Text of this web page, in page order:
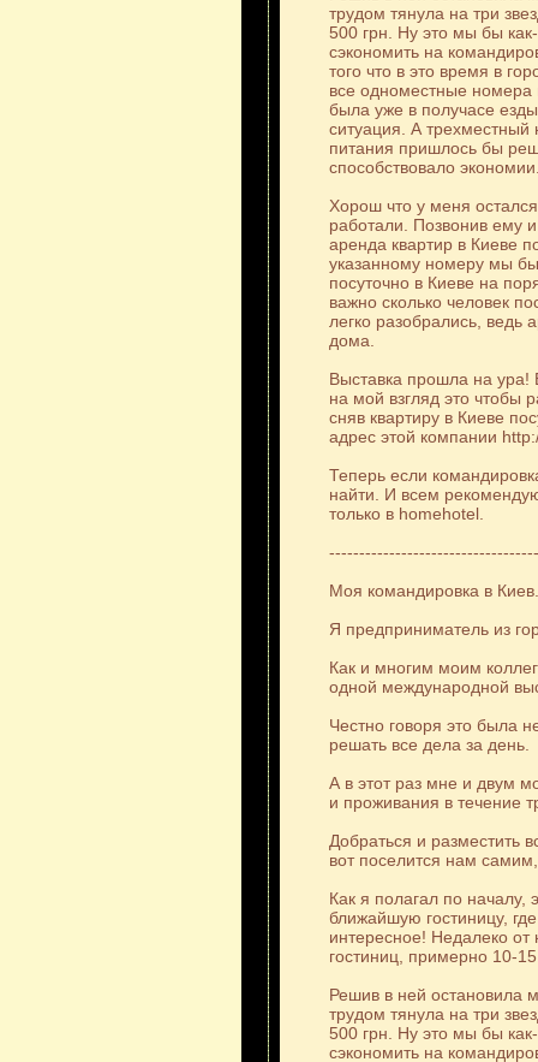
трудом тянула на три
500 грн. Ну это мы бы
сэкономить на
того что в это время в
все одноместные
была уже в получасе
ситуация. А
питания пришлось бы
способствовало
Хорош что у меня
работали. Позвонив ему
аренда квартир в Киеве
указанному номеру мы
посуточно в Киеве на
важно сколько человек
легко разобрались, ведь
дома.
Выставка прошла на
на мой взгляд это чтобы
сняв квартиру в Киеве
адрес этой компании
Теперь если
найти. И всем
только в homehotel.
Моя командировка в Киев.
Я предприниматель из
Как и многим моим
одной международной
Честно говоря это была
решать все дела за день.
А в этот раз мне и двум
и проживания в течение
Добраться и разместить
вот поселится нам
Как я полагал по
ближайшую гостиницу,
интересное! Недалеко от
гостиниц, примерно 10-
Решив в ней остановила
трудом тянула на три
500 грн. Ну это мы бы
сэкономить на